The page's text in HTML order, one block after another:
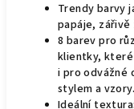
Trendy barvy
papáje, zářivě
8 barev pro
klientky,
i pro odvážné
stylem a vzory.
Ideální